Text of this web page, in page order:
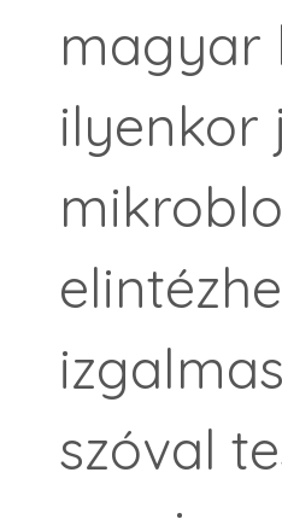
magyar
ilyenkor
szóval